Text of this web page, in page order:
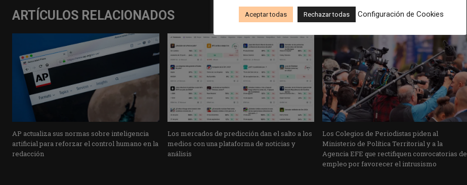
ARTÍCULOS RELACIONADOS
AP actualiza sus normas sobre inteligencia
artificial para reforzar el control humano en la
redacción
Los mercados de predicción dan el salto a los
medios con una plataforma de noticias y
análisis
Los Colegios de Periodistas piden al
Ministerio de Política Territorial y a la
Agencia EFE que rectifiquen convocatorias de
empleo por favorecer el intrusismo
Aceptar todas Rechazar todas Configuración de Cookies